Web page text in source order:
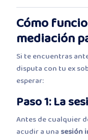
Cómo
mediación
Si te encuentras
disputa con tu ex
esperar:
Paso 1: La
Antes de cualquier
acudir a una sesión